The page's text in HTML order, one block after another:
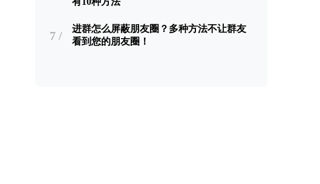
7 /
进群怎么屏蔽朋友圈？多种方法不让群友
看到您的朋友圈！